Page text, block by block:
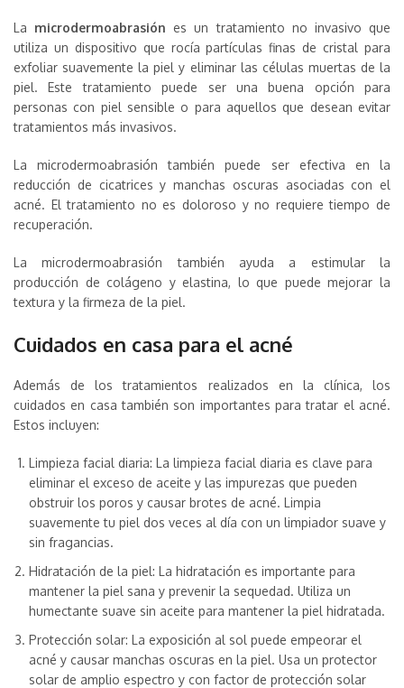
La microdermoabrasión es un tratamiento no invasivo que
utiliza un dispositivo que rocía partículas finas de cristal para
exfoliar suavemente la piel y eliminar las células muertas de la
piel. Este tratamiento puede ser una buena opción para
personas con piel sensible o para aquellos que desean evitar
tratamientos más invasivos.
La microdermoabrasión también puede ser efectiva en la
reducción de cicatrices y manchas oscuras asociadas con el
acné. El tratamiento no es doloroso y no requiere tiempo de
recuperación.
La microdermoabrasión también ayuda a estimular la
producción de colágeno y elastina, lo que puede mejorar la
textura y la firmeza de la piel.
Cuidados en casa para el acné
Además de los tratamientos realizados en la clínica, los
cuidados en casa también son importantes para tratar el acné.
Estos incluyen:
Limpieza facial diaria: La limpieza facial diaria es clave para
eliminar el exceso de aceite y las impurezas que pueden
obstruir los poros y causar brotes de acné. Limpia
suavemente tu piel dos veces al día con un limpiador suave y
sin fragancias.
Hidratación de la piel: La hidratación es importante para
mantener la piel sana y prevenir la sequedad. Utiliza un
humectante suave sin aceite para mantener la piel hidratada.
Protección solar: La exposición al sol puede empeorar el
acné y causar manchas oscuras en la piel. Usa un protector
solar de amplio espectro y con factor de protección solar